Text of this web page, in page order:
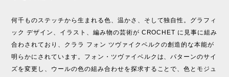
何千ものステッチから生まれる色、温かさ、そして独自性。グラフィ
ック デザイン、イラスト、編み物の芸術が CROCHET に見事に組み
合わされており、クララ フォン ツヴァイクベルクの創造的な本能が
明らかにされています。フォン・ツヴァイベルクは、パターンのサイ
ズを変更し、ウールの色の組み合わせを探求することで、色とモジュ